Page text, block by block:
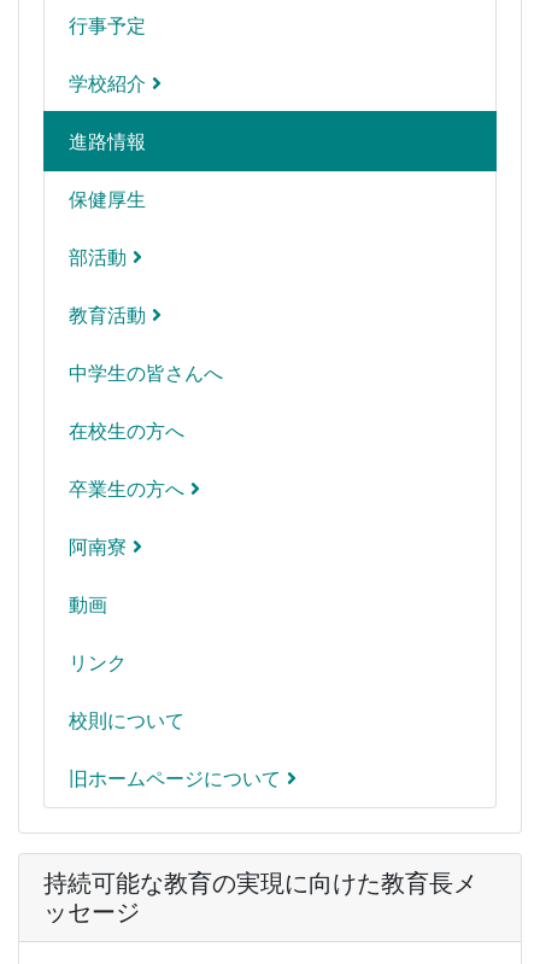
行事予定
学校紹介
進路情報
保健厚生
部活動
教育活動
中学生の皆さんへ
在校生の方へ
卒業生の方へ
阿南寮
動画
リンク
校則について
旧ホームページについて
持続可能な教育の実現に向けた教育長メ
ッセージ